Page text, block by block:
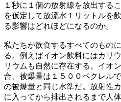
１秒に１個の放射線を放出する
を仮定して放流水１リットルを
る影響はどれほどになるのか。
私たちが飲食するすべてのもの
る。例えばイオン飲料にはカリ
リウムも自然に存在する。イオ
合、被爆量は１５００ベクレル
の被爆量と同じ水準だ。放射性
に入ってから排出されるまで人